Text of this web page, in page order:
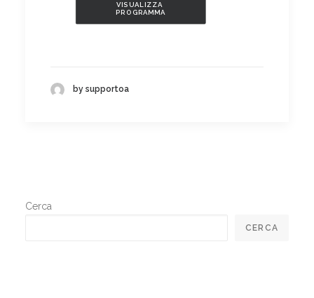
VISUALIZZA
PROGRAMMA
by supportoa
Cerca
CERCA